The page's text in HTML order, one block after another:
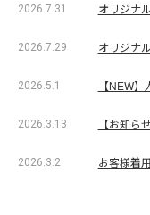
2026.7.31 オリジナ
2026.7.29 オリジナ
2026.5.1 【NEW
2026.3.13 【お知ら
2026.3.2 お客様着